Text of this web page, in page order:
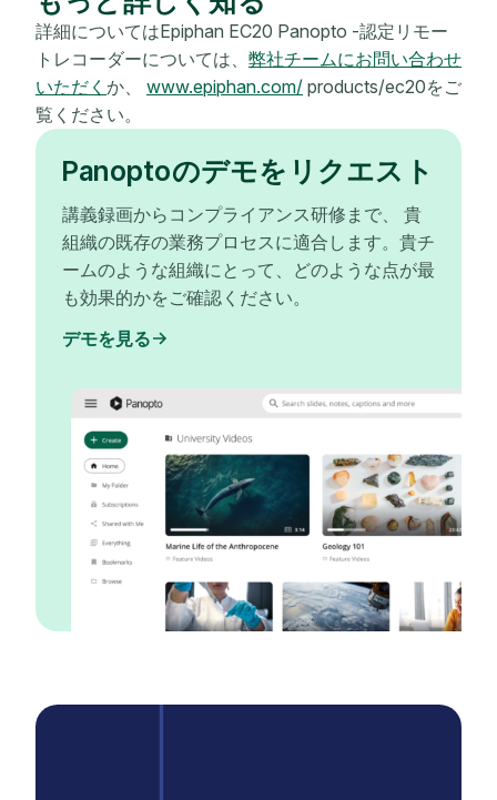
詳細についてはEpiphan EC20 Panopto -認定リモー
トレコーダーについては、 弊社チームにお問い合わせ
いただく か、 www.epiphan.com/ products/ec20をご
覧ください。
Panoptoのデモをリクエスト
講義録画からコンプライアンス研修まで、 貴
組織の既存の業務プロセスに適合します。貴チ
ームのような組織にとって、どのような点が最
も効果的かをご確認ください。
デモを見る